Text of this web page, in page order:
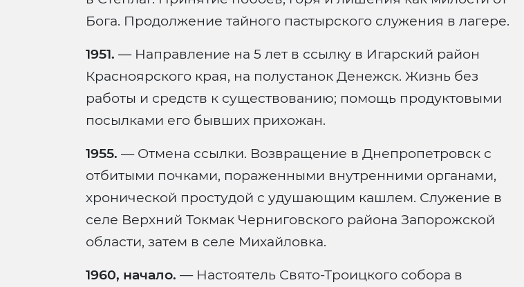
Бога. Продолжение тайного пастырского служения в лагере.
1951. — Направление на 5 лет в ссылку в Игарский район
Красноярского края, на полустанок Денежск. Жизнь без
работы и средств к существованию; помощь продуктовыми
посылками его бывших прихожан.
1955. — Отмена ссылки. Возвращение в Днепропетровск с
отбитыми почками, пораженными внутренними органами,
хронической простудой с удушающим кашлем. Служение в
селе Верхний Токмак Черниговского района Запорожской
области, затем в селе Михайловка.
1960, начало. — Настоятель Свято-Троицкого собора в